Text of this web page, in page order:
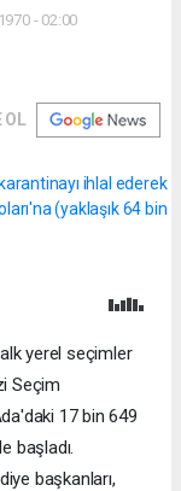
- 02:00
OL
yerel seçimler
Seçim
17 bin 649
başladı.
başkanları,